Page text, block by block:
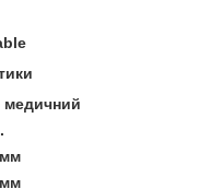
медичний